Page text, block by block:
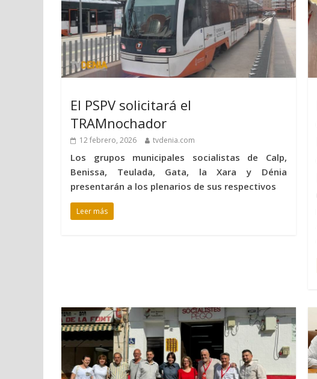
El PSPV solicitará el
TRAMnochador
12 febrero, 2026 tvdenia.com
Los grupos municipales socialistas de Calp,
Benissa, Teulada, Gata, la Xara y Dénia
presentarán a los plenarios de sus respectivos
Leer más